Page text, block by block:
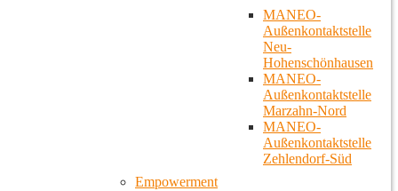
MANEO-
Außenkontaktstelle
Neu-
Hohenschönhausen
MANEO-
Außenkontaktstelle
Marzahn-Nord
MANEO-
Außenkontaktstelle
Zehlendorf-Süd
Empowerment